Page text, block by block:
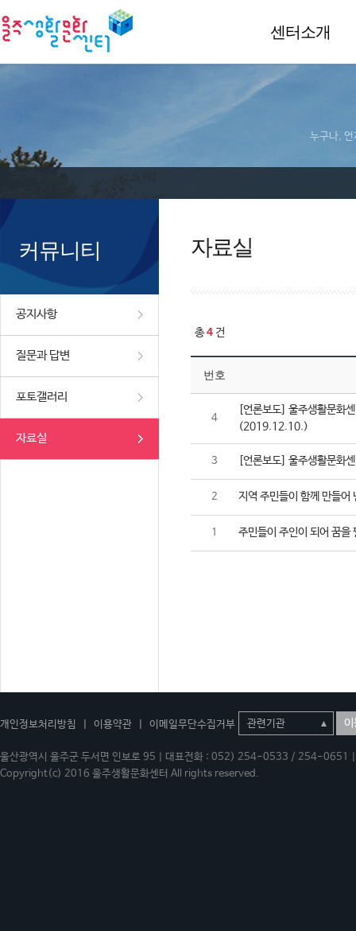
센터소개
누구나, 언
커뮤니티
공지사항
질문과 답변
포토갤러리
자료실
자료실
총4 건
번호
4
[언론보도] 울주생활문화
(2019.12.10.)
3 [언론보도] 울주생활문화
2 지역 주민들이 함께 만들
1 주민들이 주인이 되어 꿈
개인정보처리방침 이용약관 이메일무단수집거부 이
울산광역시 울주군 두서면 인보로 95 | 대표전화 : 052) 254-0533 / 254-
Copyright(c) 2016 울주생활문화센터 All rights reserved.